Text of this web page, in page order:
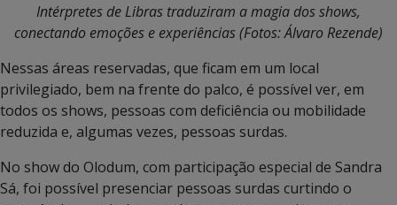
Intérpretes de Libras traduziram a magia dos shows,
conectando emoções e experiências (Fotos: Álvaro Rezende)
Nessas áreas reservadas, que ficam em um local
privilegiado, bem na frente do palco, é possível ver, em
todos os shows, pessoas com deficiência ou mobilidade
reduzida e, algumas vezes, pessoas surdas.
No show do Olodum, com participação especial de Sandra
Sá, foi possível presenciar pessoas surdas curtindo o